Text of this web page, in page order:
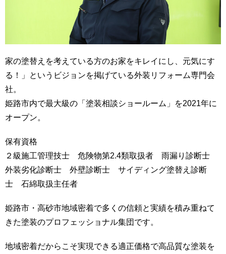
家の塗替えを考えている方のお家をキレイにし、元気にす
る！」というビジョンを掲げている外装リフォーム専門会
社。
姫路市内で最大級の「塗装相談ショールーム」を2021年に
オープン。
保有資格
２級施工管理技士 危険物第2.4類取扱者 雨漏り診断士
外装劣化診断士 外壁診断士 サイディング塗替え診断
士 石綿取扱主任者
姫路市・高砂市地域密着で多くの信頼と実績を積み重ねて
きた塗装のプロフェッショナル集団です。
地域密着だからこそ実現できる適正価格で高品質な塗装を